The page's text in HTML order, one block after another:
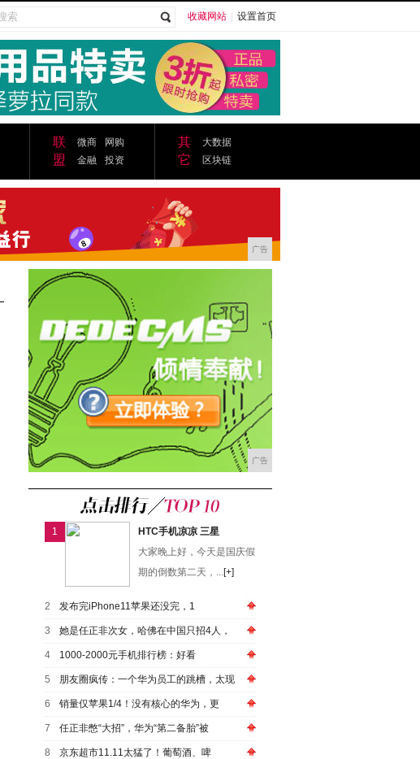
收藏网站 设置首页
联
盟
微商
网购
金融
投资
其
它
大数据
区块链
广告
广告
1
HTC手机凉凉 三星
大家晚上好，今天是国庆假
期的倒数第二天，...[+]
2 发布完iPhone11苹果还没完，1
3 她是任正非次女，哈佛在中国只招4人，
4 1000-2000元手机排行榜：好看
5 朋友圈疯传：一个华为员工的跳槽，太现
6 销量仅苹果1/4！没有核心的华为，更
7 任正非憋“大招”，华为“第二备胎”被
8 京东超市11.11太猛了！葡萄酒、啤